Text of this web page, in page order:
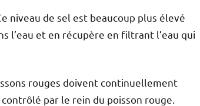
niveau de sel est beaucoup plus élevé
l’eau et en récupère en filtrant l’eau qui
rouges doivent continuellement
par le rein du poisson rouge.